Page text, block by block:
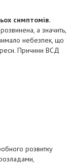
симптомів.
а значить,
небезпек, що
Причини ВСД
розвитку